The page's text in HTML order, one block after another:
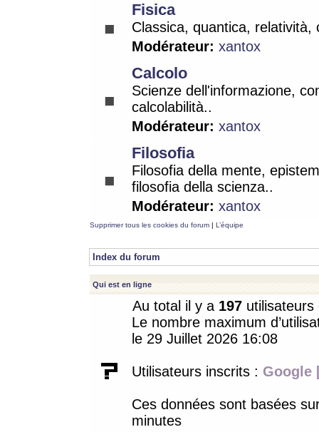
Fisica
Classica, quantica, relatività,
Modérateur: xantox
Calcolo
Scienze dell'informazione,
calcolabilità..
Modérateur: xantox
Filosofia
Filosofia della mente,
filosofia della scienza..
Modérateur: xantox
Supprimer tous les cookies du forum | L’équipe
Index du forum
Qui est en ligne
Au total il y a 197
Le nombre maximum
le 29 Juillet 2026 16:08
Utilisateurs inscrits : Google
Ces données sont basées
minutes